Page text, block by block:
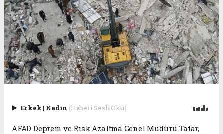
Erkek| Kadın (Haberi Sesli Oku)
AFAD Deprem ve Risk Azaltma Genel Müdürü Tatar,